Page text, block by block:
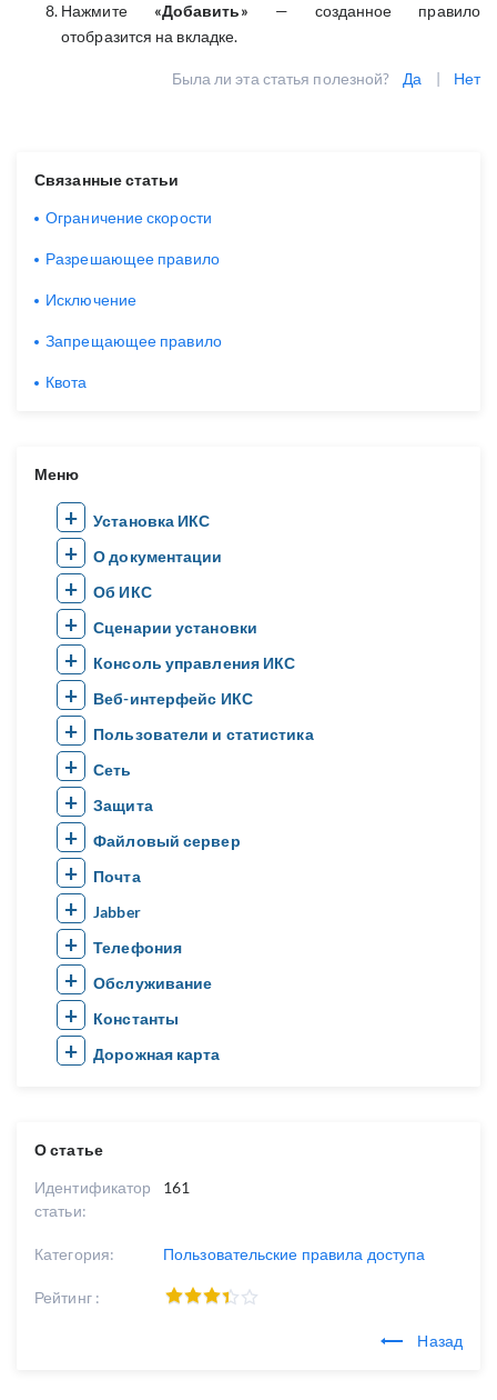
Нажмите «Добавить» — созданное правило
отобразится на вкладке.
Была ли эта статья полезной? Да | Нет
О статье
Идентификатор
статьи:
161
Категория: Пользовательские правила доступа
Рейтинг :
Назад
Меню
Установка ИКС
О документации
Об ИКС
Сценарии установки
Консоль управления ИКС
Веб-интерфейс ИКС
Пользователи и статистика
Сеть
Защита
Файловый сервер
Почта
Jabber
Телефония
Обслуживание
Константы
Дорожная карта
Связанные статьи
Ограничение скорости
Разрешающее правило
Исключение
Запрещающее правило
Квота